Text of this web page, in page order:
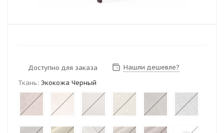
Доступно для заказа
Нашли дешевле?
Ткань: Экокожа Черный